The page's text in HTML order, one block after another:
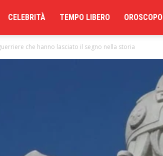
CELEBRITÀ TEMPO LIBERO OROSCOPO
che hanno lasciato il segno nella storia